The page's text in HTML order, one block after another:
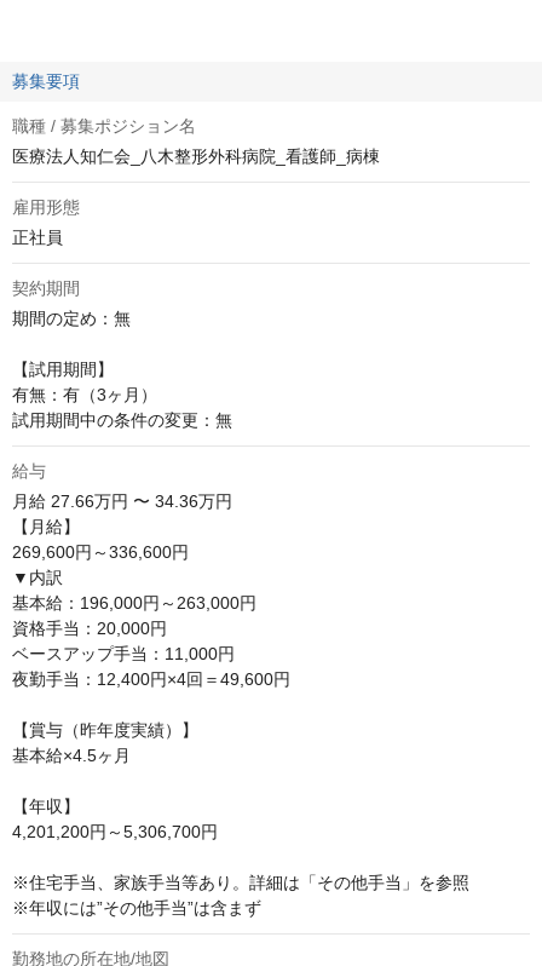
募集要項
職種 / 募集ポジション名
医療法人知仁会_八木整形外科病院_看護師_病棟
雇用形態
正社員
契約期間
期間の定め：無
【試用期間】
有無：有（3ヶ月）
試用期間中の条件の変更：無
給与
月給 27.66万円 〜 34.36万円
【月給】
269,600円～336,600円
▼内訳
基本給：196,000円～263,000円
資格手当：20,000円
ベースアップ手当：11,000円
夜勤手当：12,400円×4回＝49,600円
【賞与（昨年度実績）】
基本給×4.5ヶ月
【年収】
4,201,200円～5,306,700円
※住宅手当、家族手当等あり。詳細は「その他手当」を参照
※年収には”その他手当”は含まず
勤務地の所在地/地図